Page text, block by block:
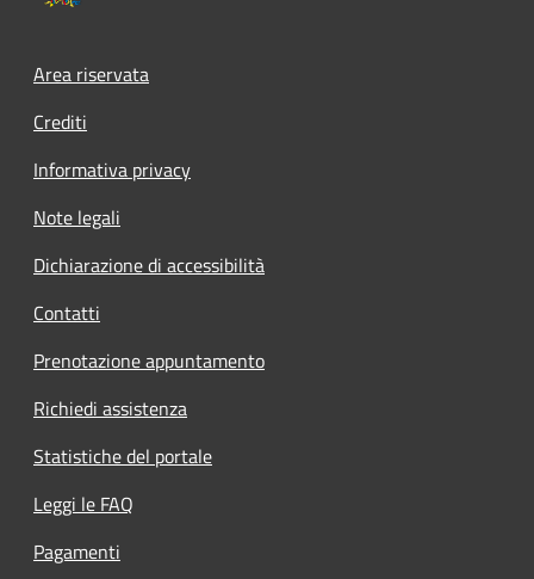
Area riservata
Crediti
Informativa privacy
Note legali
Dichiarazione di accessibilità
Contatti
Prenotazione appuntamento
Richiedi assistenza
Statistiche del portale
Leggi le FAQ
Pagamenti